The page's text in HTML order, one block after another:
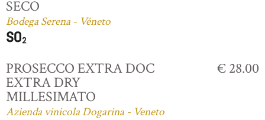
SECO
Bodega Serena - Véneto
PROSECCO EXTRA DOC
EXTRA DRY
MILLESIMATO
Azienda vinicola Dogarina - Veneto
€ 28.00